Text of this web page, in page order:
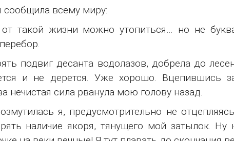
всему миру:
от такой жизни можно утопиться… но не
подвиг десанта водолазов, добрела до
и не дерется. Уже хорошо. Вцепившись
нечистая сила рванула мою голову назад.
я, предусмотрительно не
наличие якоря, тянущего мой затылок.